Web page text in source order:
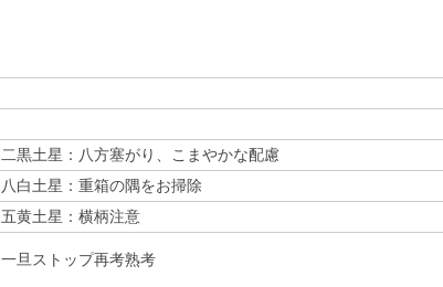
二黒土星：八方塞がり、こまやかな配慮
八白土星：重箱の隅をお掃除
五黄土星：横柄注意
一旦ストップ再考熟考